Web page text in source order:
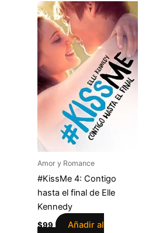
Amor y Romance
#KissMe 4: Contigo
hasta el final de Elle
Kennedy
$99
Añadir al